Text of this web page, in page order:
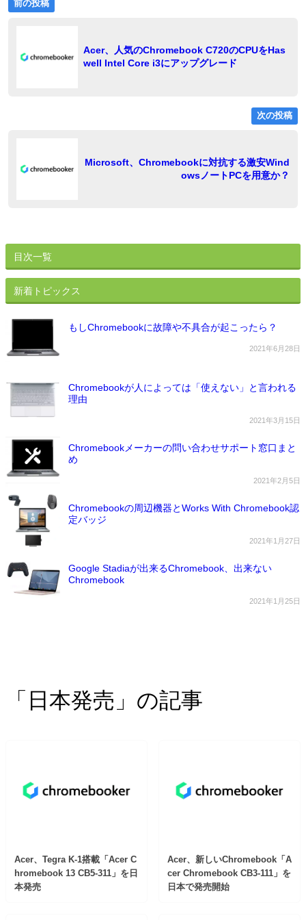
投
ナ
前の投稿
の
Acer、人気のChromebook C720のCPUをHas
well Intel Core i3にアップグレード
次の投稿
Microsoft、Chromebookに対抗する激安Wind
owsノートPCを用意か？
目次一覧
新着トピックス
もしChromebookに故障や不具合が起こったら？
2021年6月28日
Chromebookが人によっては「使えない」と言われる
理由
2021年3月15日
Chromebookメーカーの問い合わせサポート窓口まと
め
2021年2月5日
Chromebookの周辺機器とWorks With Chromebook認
定バッジ
2021年1月27日
Google Stadiaが出来るChromebook、出来ない
Chromebook
2021年1月25日
「日本発売」の記事
Acer、Tegra K-1搭載「Acer C
hromebook 13 CB5-311」を日
本発売
Acer、新しいChromebook「A
cer Chromebook CB3-111」を
日本で発売開始